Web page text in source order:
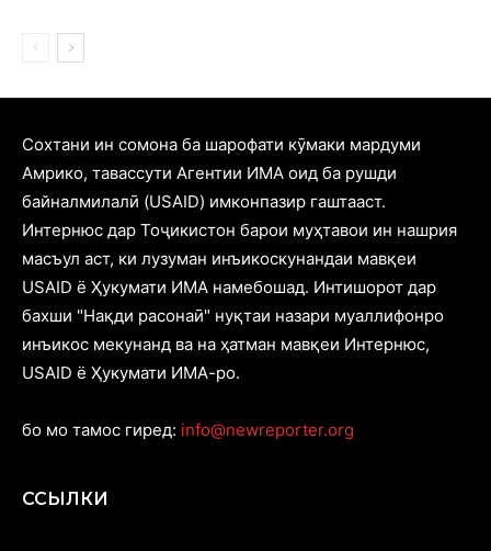
Cохтани ин сомона ба шарофати кӯмаки мардуми
Амрико, тавассути Агентии ИМА оид ба рушди
байналмилалӣ (USAID) имконпазир гаштааст.
Интернюс дар Тоҷикистон барои муҳтавои ин нашрия
масъул аст, ки лузуман инъикоскунандаи мавқеи
USAID ё Ҳукумати ИМА намебошад. Интишорот дар
бахши "Нақди расонаӣ" нуқтаи назари муаллифонро
инъикос мекунанд ва на ҳатман мавқеи Интернюс,
USAID ё Ҳукумати ИМА-ро.
бо мо тамос гиред: info@newreporter.org
ССЫЛКИ